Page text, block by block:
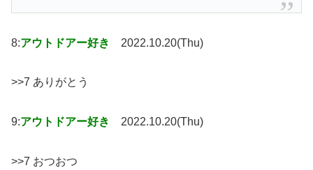
8:アウトドアー好き 2022.10.20(Thu)
>>7 ありがとう
9:アウトドアー好き 2022.10.20(Thu)
>>7 おつおつ